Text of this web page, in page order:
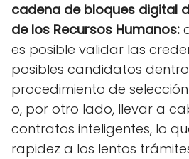
cadena de bloques digital
de los Recursos Humanos:
es posible validar las
posibles candidatos
procedimiento de
o, por otro lado, llevar a
contratos inteligentes, lo
rapidez a los lentos